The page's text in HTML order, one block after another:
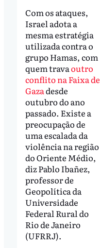
Com os ataques,
Israel adota a
mesma estratégia
utilizada contra o
grupo Hamas, com
quem travaoutro
conflito na Faixa de
Gazadesde
outubro do ano
passado. Existe a
preocupação de
uma escalada da
violência na região
do Oriente Médio,
diz Pablo Ibañez,
professor de
Geopolítica da
Universidade
Federal Rural do
Rio de Janeiro
(UFRRJ).